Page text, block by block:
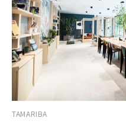
TAMARIBA